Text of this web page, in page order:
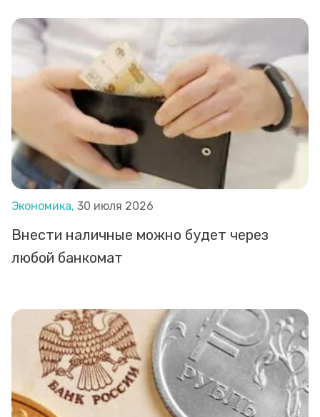
Экономика, 30 июля 2026
Внести наличные можно будет через
любой банкомат